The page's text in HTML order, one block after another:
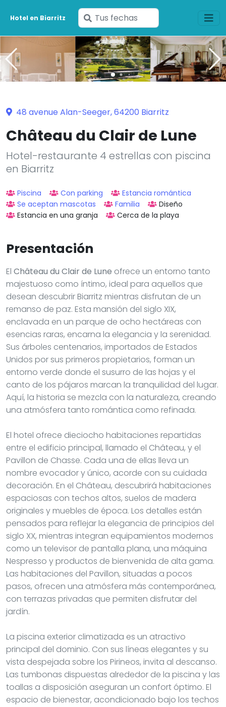
Hotel en Biarritz
Ingresa
tus
fechas
48 avenue Alan-Seeger, 64200 Biarritz
Château du Clair de Lune
Hotel-restaurante 4 estrellas con piscina
en Biarritz
Piscina Con parking
Estancia romántica
Se aceptan mascotas
Familia
Diseño
Estancia en una granja
Cerca de la playa
Presentación
El Château du Clair de Lune ofrece un entorno tanto
majestuoso como íntimo, ideal para aquellos que
desean descubrir Biarritz mientras disfrutan de un
remanso de paz. Esta mansión del siglo XIX,
enclavada en un parque de ocho hectáreas con
esencias raras, encarna la elegancia y la serenidad.
Sus árboles centenarios, importados de Estados
Unidos por sus primeros propietarios, forman un
entorno verde donde el susurro de las hojas y el
canto de los pájaros marcan la tranquilidad del lugar.
Aquí, la historia se mezcla con la naturaleza, creando
una atmósfera tanto romántica como refinada.
El hotel ofrece dieciocho habitaciones repartidas
entre el edificio principal, llamado el Château, y el
Pavillon de Chasse. Cada una de ellas lleva un
nombre evocador y único, acorde con su cuidada
decoración. En el Château, descubrirá habitaciones
espaciosas con techos altos, suelos de madera
originales y muebles de época. Los detalles están
pensados para reflejar la elegancia de principios del
siglo XX, mientras integran equipamientos modernos
como un televisor de pantalla plana, una máquina
Nespresso y productos de bienvenida de alta gama.
Las habitaciones del Pavillon, situadas a pocos
pasos, ofrecen una atmósfera más contemporánea,
con terrazas privadas que permiten disfrutar del
jardín.
La piscina exterior climatizada es un atractivo
principal del dominio. Con sus líneas elegantes y su
vista despejada sobre los Pirineos, invita al descanso.
Las tumbonas dispuestas alrededor de la piscina y las
toallas a disposición aseguran un confort óptimo. El
espacio de bienestar, acondicionado bajo los techos